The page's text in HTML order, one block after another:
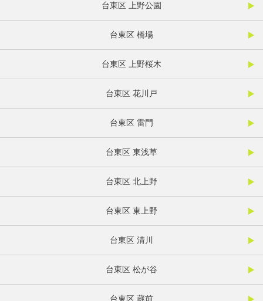
台東区 上野公園
台東区 橋場
台東区 上野桜木
台東区 花川戸
台東区 雷門
台東区 東浅草
台東区 北上野
台東区 東上野
台東区 清川
台東区 松が谷
台東区 蔵前